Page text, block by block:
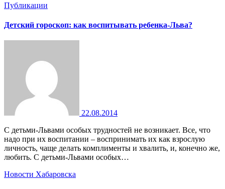
Публикации
Детский гороскоп: как воспитывать ребенка-Льва?
22.08.2014
С детьми-Львами особых трудностей не возникает. Все, что
надо при их воспитании – воспринимать их как взрослую
личность, чаще делать комплименты и хвалить, и, конечно же,
любить. С детьми-Львами особых…
Новости Хабаровска